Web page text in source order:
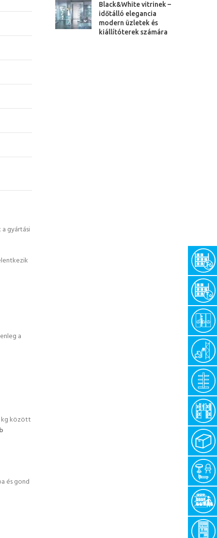
gyártási
a
kg között
és gond
Black&White vitrinek –
időtálló elegancia
modern üzletek és
kiállítóterek számára